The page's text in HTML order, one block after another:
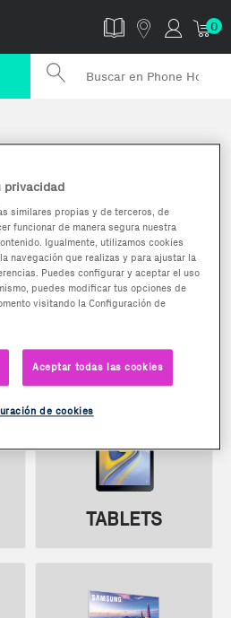
0
TABLETS
privacidad
similares propias y de terceros, de
funcionar de manera segura nuestra
Igualmente, utilizamos cookies
navegación que realizas y para ajustar la
Puedes configurar y aceptar el uso
puedes modificar tus opciones de
visitando la Configuración de
Aceptar todas las cookies
de cookies